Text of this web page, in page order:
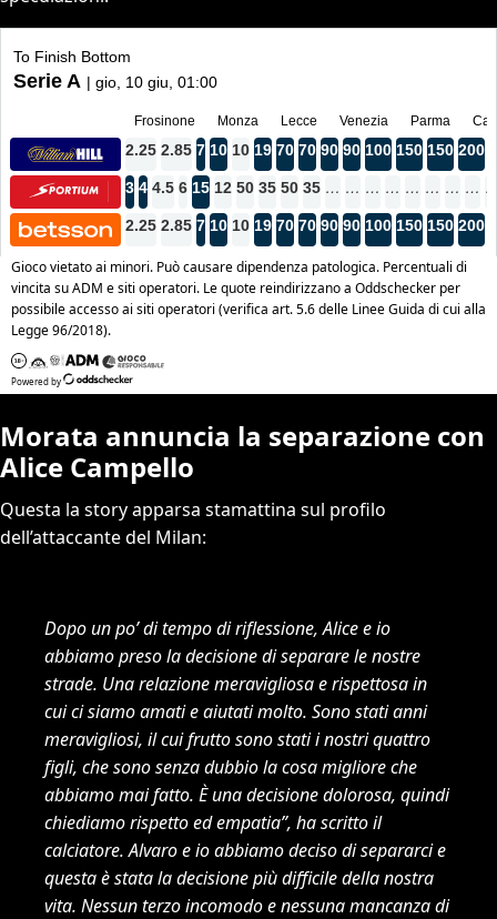
Morata annuncia la separazione con
Alice Campello
Questa la story apparsa stamattina sul profilo
dell’attaccante del Milan:
Dopo un po’ di tempo di riflessione, Alice e io
abbiamo preso la decisione di separare le nostre
strade. Una relazione meravigliosa e rispettosa in
cui ci siamo amati e aiutati molto. Sono stati anni
meravigliosi, il cui frutto sono stati i nostri quattro
figli, che sono senza dubbio la cosa migliore che
abbiamo mai fatto. È una decisione dolorosa, quindi
chiediamo rispetto ed empatia”, ha scritto il
calciatore.Alvaro e io abbiamo deciso di separarci e
questa è stata la decisione più difficile della nostra
vita. Nessun terzo incomodo e nessuna mancanza di